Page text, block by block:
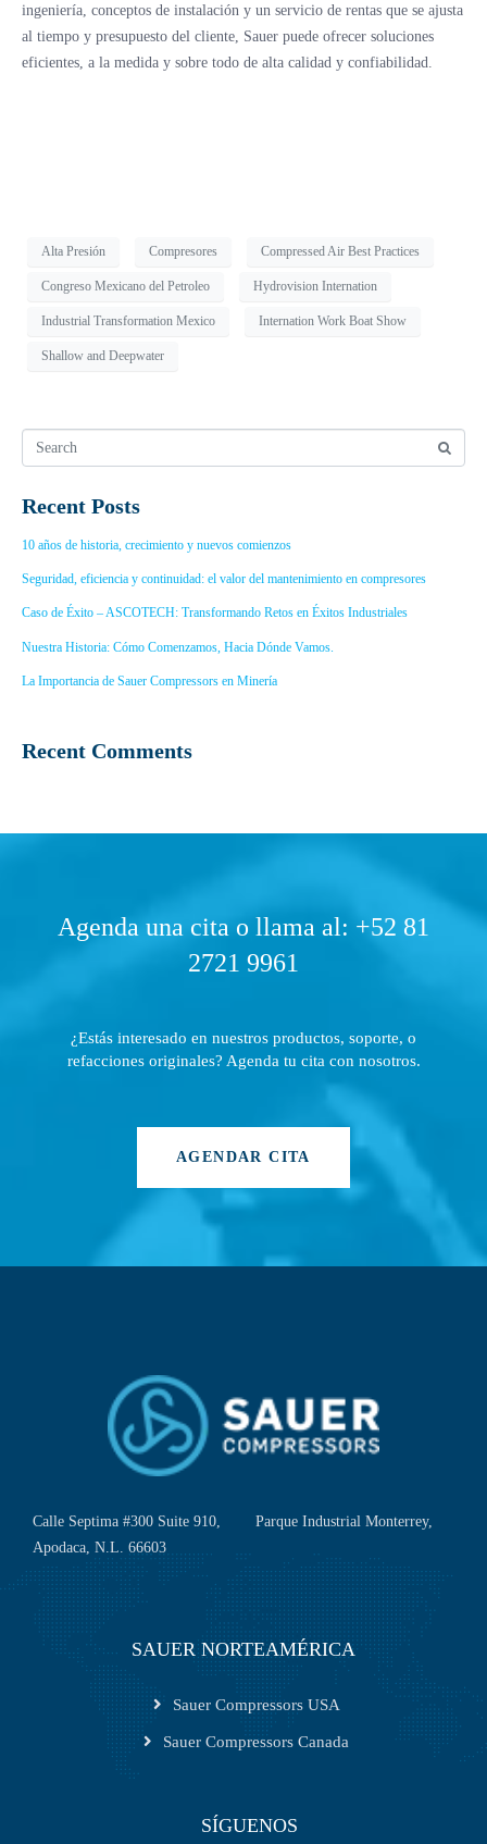
ingeniería, conceptos de instalación y un servicio de rentas que se ajusta
al tiempo y presupuesto del cliente, Sauer puede ofrecer soluciones
eficientes, a la medida y sobre todo de alta calidad y confiabilidad.
Alta Presión Compresores Compressed Air Best Practices
Congreso Mexicano del Petroleo Hydrovision Internation
Industrial Transformation Mexico Internation Work Boat Show
Shallow and Deepwater
Recent Posts
10 años de historia, crecimiento y nuevos comienzos
Seguridad, eficiencia y continuidad: el valor del mantenimiento en compresores
Caso de Éxito – ASCOTECH: Transformando Retos en Éxitos Industriales
Nuestra Historia: Cómo Comenzamos, Hacia Dónde Vamos.
La Importancia de Sauer Compressors en Minería
Recent Comments
Agenda una cita o llama al: +52 81
2721 9961
¿Estás interesado en nuestros productos, soporte, o
refacciones originales? Agenda tu cita con nosotros.
AGENDAR CITA
Calle Septima #300 Suite 910, Parque Industrial Monterrey,
Apodaca, N.L. 66603
SAUER NORTEAMÉRICA
Sauer Compressors USA
Sauer Compressors Canada
SÍGUENOS